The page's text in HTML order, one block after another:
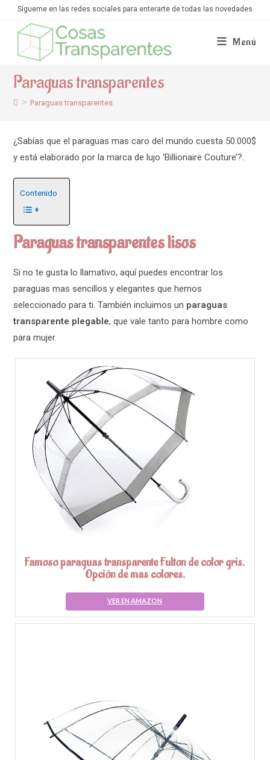
contenido
Sígueme en las redes sociales para enterarte de todas las novedades
Menú
Paraguas transparentes
> Paraguas transparentes
¿Sabías que el paraguas mas caro del mundo cuesta 50.000$
y está elaborado por la marca de lujo ‘Billionaire Couture’?.
Contenido
Paraguas transparentes lisos
Si no te gusta lo llamativo, aquí puedes encontrar los
paraguas mas sencillos y elegantes que hemos
seleccionado para ti. También incluimos un paraguas
transparente plegable, que vale tanto para hombre como
para mujer.
Famoso paraguas transparente Fulton de color gris.
Opción de mas colores.
VER EN AMAZON